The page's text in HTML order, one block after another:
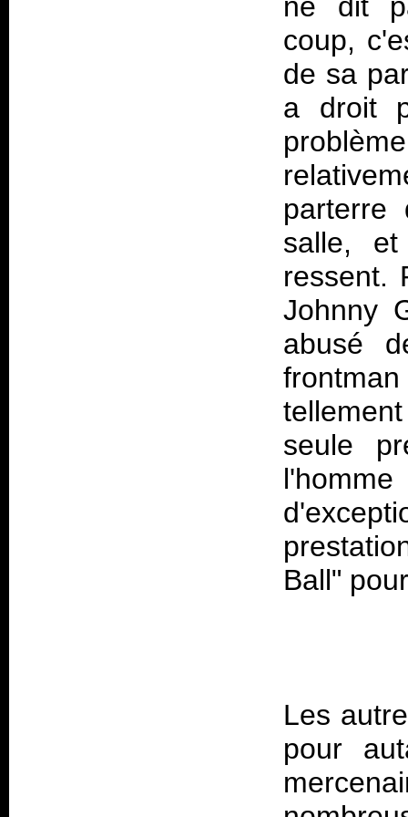
coup,
de sa
a droit
salle,
ressent.
Johnny
abusé
seule
Les
pour